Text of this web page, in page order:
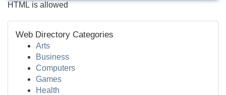
HTML is allowed
Web Directory Categories
Arts
Business
Computers
Games
Health